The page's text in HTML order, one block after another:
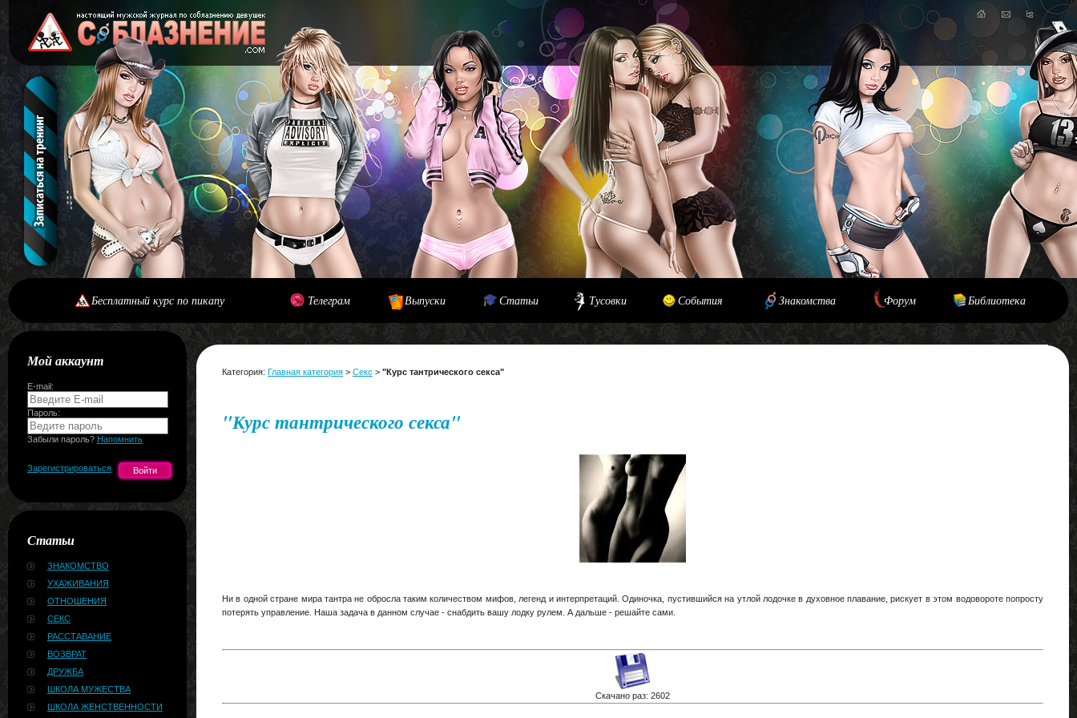
Бесплатный курс по пикапу Телеграм Выпуски Статьи Тусовки События Знакомства Форум Библиотека
Мой аккаунт
E-mail:
Пароль:
Забыли пароль? Напомнить
Зарегистрироваться
Статьи
ЗНАКОМСТВО
УХАЖИВАНИЯ
ОТНОШЕНИЯ
СЕКС
РАССТАВАНИЕ
ВОЗВРАТ
ДРУЖБА
ШКОЛА МУЖЕСТВА
ШКОЛА ЖЕНСТВЕННОСТИ
Категория: Главная категория > Секс > "Курс тантрического секса"
"Курс тантрического секса"
Ни в одной стране мира тантра не обросла таким количеством мифов, легенд и интерпретаций. Одиночка, пустившийся на утлой лодочке в духовное плавание, рискует в этом водовороте попросту
потерять управление. Наша задача в данном случае - снабдить вашу лодку рулем. А дальше - решайте сами.
Скачано раз: 2602